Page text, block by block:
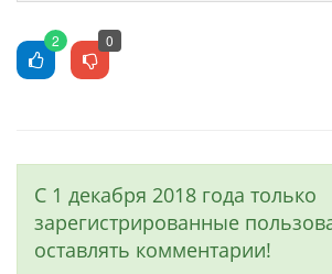
2 0
С 1 декабря 2018 года только
зарегистрированные
оставлять комментарии!